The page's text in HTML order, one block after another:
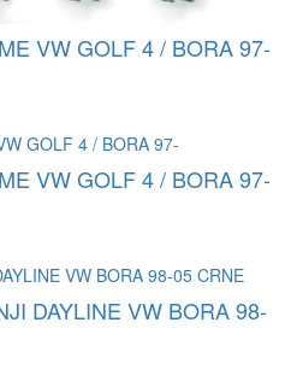
VW GOLF 4 / BORA 97-
VW GOLF 4 / BORA 97-
DAYLINE VW BORA 98-